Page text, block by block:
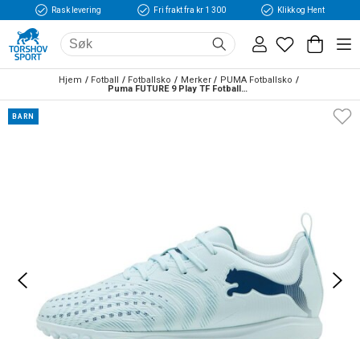
Rask levering Fri frakt fra kr 1 300 Klikk og Hent
Hjem Fotball Fotballsko Merker
PUMA Fotballsko
Puma FUTURE 9 Play TF Fotballsko Barn Dreamrush
BARN